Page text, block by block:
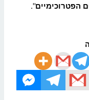
הפטרוכימיים".